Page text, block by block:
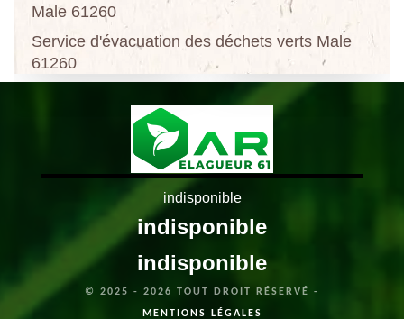
Male 61260
Service d'évacuation des déchets verts Male
61260
indisponible
indisponible
indisponible
© 2025 - 2026 TOUT DROIT RÉSERVÉ -
MENTIONS LÉGALES